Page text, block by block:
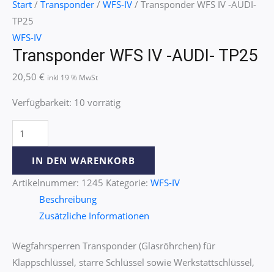
Start / Transponder / WFS-IV / Transponder WFS IV -AUDI-
TP25
WFS-IV
Transponder WFS IV -AUDI- TP25
20,50 € inkl 19 % MwSt
Verfügbarkeit: 10 vorrätig
IN DEN WARENKORB
Artikelnummer: 1245 Kategorie: WFS-IV
Beschreibung
Zusätzliche Informationen
Wegfahrsperren Transponder (Glasröhrchen) für
Klappschlüssel, starre Schlüssel sowie Werkstattschlüssel,